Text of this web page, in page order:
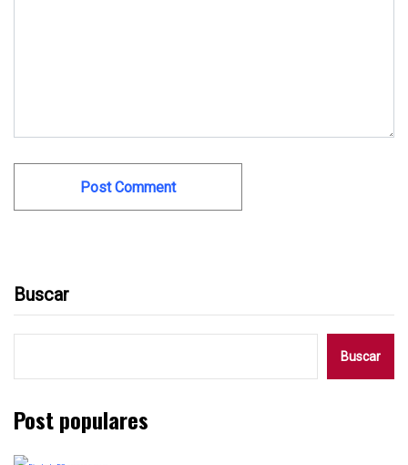
Buscar
Buscar
Post populares